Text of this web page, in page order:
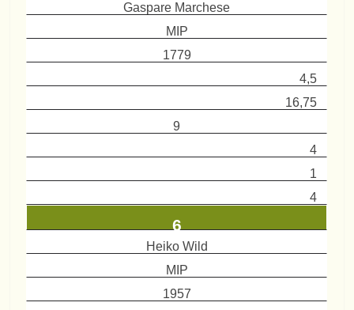
Gaspare Marchese
MIP
1779
4,5
16,75
9
4
1
4
6
Heiko Wild
MIP
1957